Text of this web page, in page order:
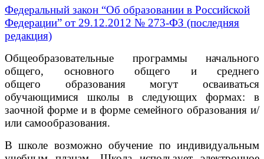
Федеральный закон “Об образовании в Российской
Федерации” от 29.12.2012 № 273-ФЗ (последняя
редакция)
Общеобразовательные программы начального
общего, основного общего и среднего
общего образования могут осваиваться
обучающимися школы в следующих формах: в
заочной форме и в форме семейного образования и/
или самообразования.
В школе возможно обучение по индивидуальным